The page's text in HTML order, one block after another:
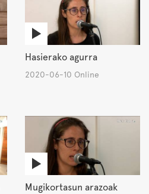
Hasierako agurra
2020-06-10 Online
Mugikortasun arazoak